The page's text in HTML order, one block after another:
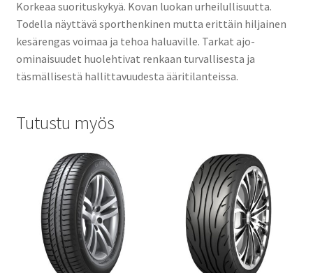
Korkeaa suorituskykyä. Kovan luokan urheilullisuutta.
Todella näyttävä sporthenkinen mutta erittäin hiljainen
kesärengas voimaa ja tehoa haluaville. Tarkat ajo-
ominaisuudet huolehtivat renkaan turvallisesta ja
täsmällisestä hallittavuudesta ääritilanteissa.
Tutustu myös